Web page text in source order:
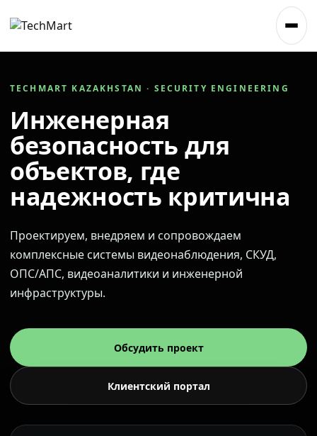
TECHMART KAZAKHSTAN · SECURITY ENGINEERING
Инженерная
безопасность для
объектов, где
надежность критична
Проектируем, внедряем и сопровождаем
комплексные системы видеонаблюдения, СКУД,
ОПС/АПС, видеоаналитики и инженерной
инфраструктуры.
Обсудить проект
Клиентский портал